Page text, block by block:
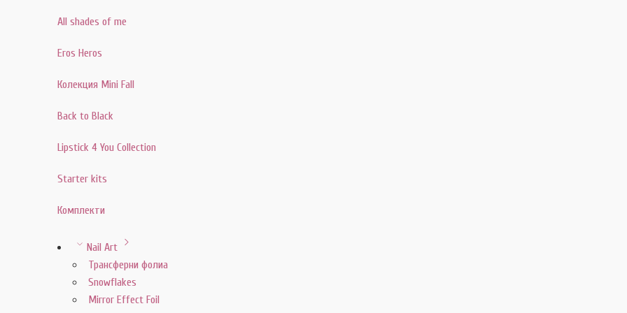
All shades of me
Eros Heros
Колекция Mini Fall
Back to Black
Lipstick 4 You Collection
Starter kits
Комплекти
Nail Art
Трансферни фолиа
Snowflakes
Mirror Effect Foil